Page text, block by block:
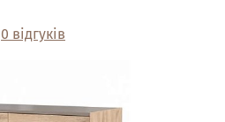
0 відгуків